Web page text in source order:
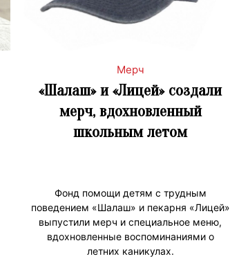
Мерч
«Шалаш» и «Лицей» создали
мерч, вдохновленный
школьным летом
Фонд помощи детям с трудным
поведением «Шалаш» и пекарня «Лицей»
выпустили мерч и специальное меню,
вдохновленные воспоминаниями о
летних каникулах.